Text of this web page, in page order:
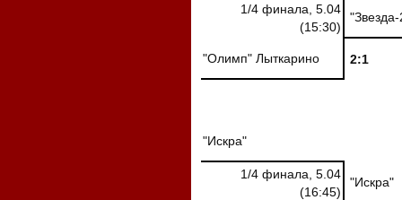
1/4 финала, 5.04
(15:30)
"Звезда-
"Олимп" Лыткарино 2:1
"Искра"
1/4 финала, 5.04
(16:45)
"Искра"